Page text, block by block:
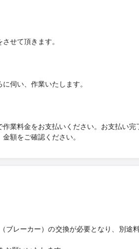
せて頂きます。
伺い、作業いたします。
業料金をお支払いください。お支払い完
額をご確認ください。
ブレーカー）の交換が必要となり、別途